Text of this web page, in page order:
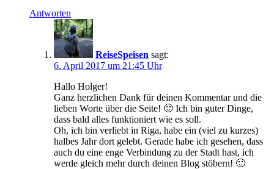
Antworten
ReiseSpeisen sagt:
6. April 2017 um 21:45 Uhr
Hallo Holger!
Ganz herzlichen Dank für deinen Kommentar und die
lieben Worte über die Seite! 🙂 Ich bin guter Dinge,
dass bald alles funktioniert wie es soll.
Oh, ich bin verliebt in Riga, habe ein (viel zu kurzes)
halbes Jahr dort gelebt. Gerade habe ich gesehen, dass
auch du eine enge Verbindung zu der Stadt hast, ich
werde gleich mehr durch deinen Blog stöbern! 🙂